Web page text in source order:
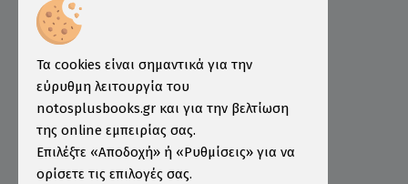
Επιμελητήριο
Ινστιτούτο ÖSD Ελλάδας
Πληροφορίες
Τρόποι Παραγγελίας
Τρόποι Πληρωμής
Τρόποι Αποστολής
Τα cookies είναι σημαντικά για την
εύρυθμη λειτουργία του
notosplusbooks.gr και για την βελτίωση
της online εμπειρίας σας.
Επιλέξτε «Αποδοχή» ή «Ρυθμίσεις» για να
ορίσετε τις επιλογές σας.